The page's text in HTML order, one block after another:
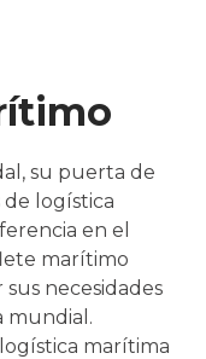
su puerta de
de logística
en el
marítimo
sus necesidades
mundial.
marítima